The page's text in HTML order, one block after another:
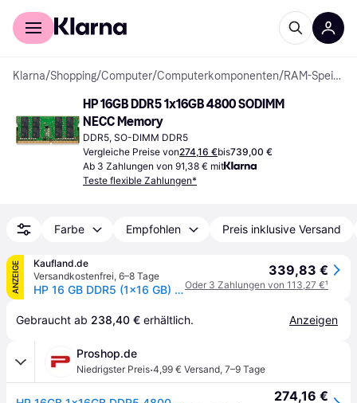
Für Shopper
Klarna/Shopping/Computer/Computerkomponenten/ RAM-Speicher
HP 16GB DDR5 1x16GB 4800 SODIMM
NECC Memory
DDR5, SO-DIMM DDR5
Vergleiche Preise von274,16 €bis739,00 €
Ab 3 Zahlungen von 91,38 € mit
Teste flexible Zahlungen*
Farbe Empfohlen Preis inklusive Versand
ANZEIGE
Kaufland.de
Versandkostenfrei, 6–8 Tage
HP 16 GB DDR5 (1x16 GB) 4800 SODIMM NECC-Speicher, 16 GB, 1 x 16 GB, DDR5, 4800 MHz, 262-pin SO-DIMM
339,83 €
Oder 3 Zahlungen von 113,27 €¹
Gebraucht ab 238,40 € erhältlich. Anzeigen
Proshop.de
Niedrigster Preis·4,99 € Versand, 7–9 Tage
274,16 €